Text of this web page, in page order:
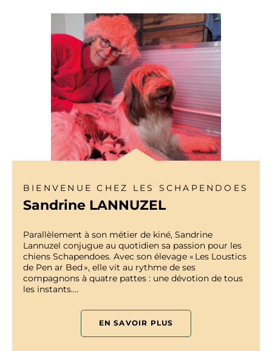
Parallèlement à son métier de kiné, Sandrine
Lannuzel conjugue au quotidien sa passion pour les
chiens Schapendoes. Avec son élevage « Les Loustics
de Pen ar Bed », elle vit au rythme de ses
compagnons à quatre pattes : une dévotion de tous
les instants.…
BIENVENUE CHEZ LES SCHAPENDOES
Sandrine LANNUZEL
EN SAVOIR PLUS